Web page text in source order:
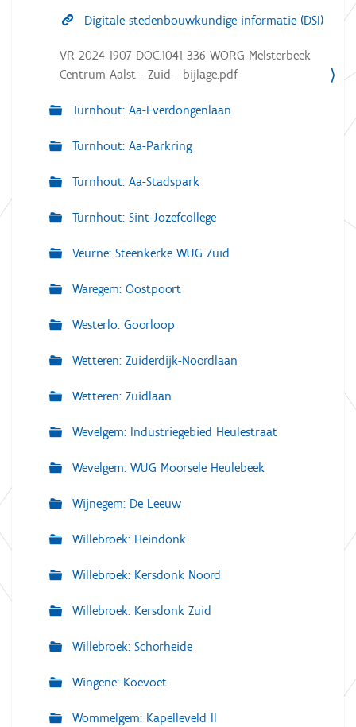
Digitale stedenbouwkundige informatie (DSI)
VR 2024 1907 DOC.1041-336 WORG Melsterbeek
Centrum Aalst - Zuid - bijlage.pdf
Turnhout: Aa-Everdongenlaan
Turnhout: Aa-Parkring
Turnhout: Aa-Stadspark
Turnhout: Sint-Jozefcollege
Veurne: Steenkerke WUG Zuid
Waregem: Oostpoort
Westerlo: Goorloop
Wetteren: Zuiderdijk-Noordlaan
Wetteren: Zuidlaan
Wevelgem: Industriegebied Heulestraat
Wevelgem: WUG Moorsele Heulebeek
Wijnegem: De Leeuw
Willebroek: Heindonk
Willebroek: Kersdonk Noord
Willebroek: Kersdonk Zuid
Willebroek: Schorheide
Wingene: Koevoet
Wommelgem: Kapelleveld II